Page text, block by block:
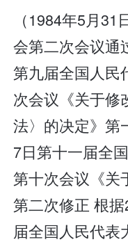
（1984年5月
会第二次会议通
第九届全国人民
次会议《关于修
法〉的决定》第
7日第十一届全
第十次会议《关
第二次修正 根
届全国人民代表